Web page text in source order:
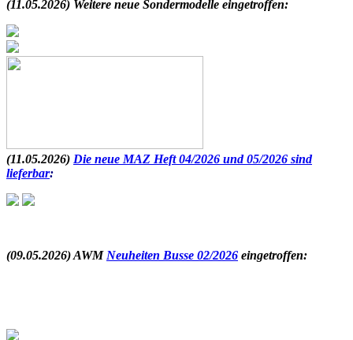
(11.05.2026) Weitere neue Sondermodelle eingetroffen:
(11.05.2026) Die neue MAZ Heft 04/2026 und 05/2026 sind
lieferbar:
(09.05.2026) AWM Neuheiten Busse 02/2026 eingetroffen: